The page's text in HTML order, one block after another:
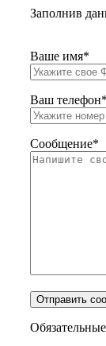
Заполнив
Ваше имя*
Ваш телефон*
Сообщение*